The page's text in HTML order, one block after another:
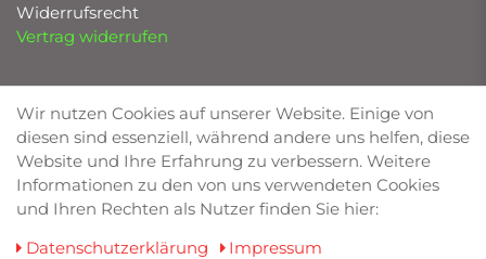
Widerrufsrecht
Vertrag widerrufen
UNSERE MARKEN
Bilstein von Deimann
Eibach
Friedrich Motorsport
Lowtec
TA Technix
Wir nutzen Cookies auf unserer Website. Einige von
diesen sind essenziell, während andere uns helfen, diese
Website und Ihre Erfahrung zu verbessern. Weitere
Informationen zu den von uns verwendeten Cookies
und Ihren Rechten als Nutzer finden Sie hier:
Daten­schutz­erklärung
Impressum